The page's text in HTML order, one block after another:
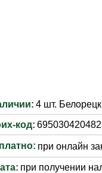
4 шт.
код:
при онлайн
при получении